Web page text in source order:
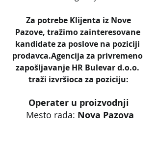
Pazove, tražimo zainteresovane
kandidate za poslove na poziciji
prodavca.Agencija za privremeno
zapošljavanje HR Bulevar d.o.o.
traži izvršioca za poziciju:
Operater u proizvodnji
Mesto rada: Nova Pazova